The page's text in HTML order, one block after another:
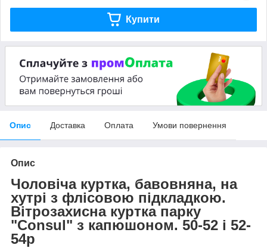
Купити
Опис Доставка Оплата Умови повернення
Опис
Чоловіча куртка, бавовняна, на
хутрі з флісовою підкладкою.
Вітрозахисна куртка парку
"Consul" з капюшоном. 50-52 і 52-
54р